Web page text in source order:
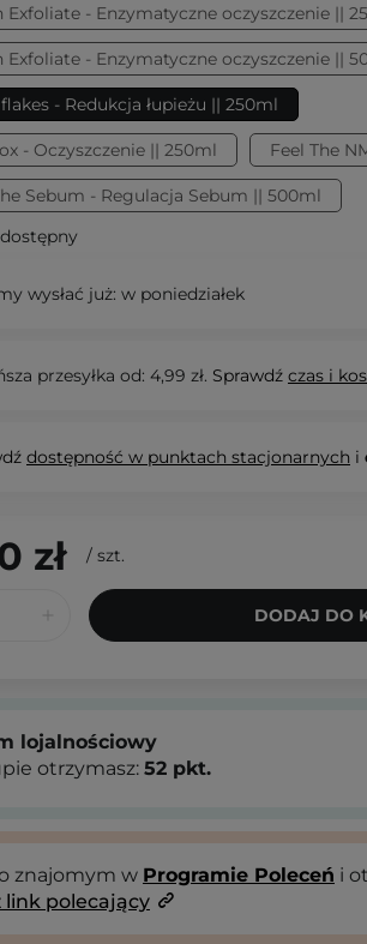
- Enzymatyczne oczyszczenie ||
- Enzymatyczne oczyszczenie ||
- Redukcja łupieżu || 250ml
- Oczyszczenie || 250ml Feel The
Sebum - Regulacja Sebum || 500ml
wysłać już: w poniedziałek
przesyłka od: 4,99 zł. Sprawdź czas i
dostępność w punktach stacjonarnych i
zł / szt.
DODAJ DO
lojalnościowy
otrzymasz: 52 pkt.
znajomym w Programie Poleceń i
link polecający